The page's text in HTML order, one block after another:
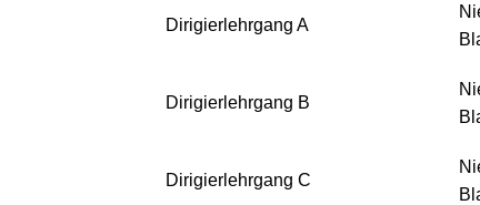
Dirigierlehrgang A
Dirigierlehrgang B
Dirigierlehrgang C